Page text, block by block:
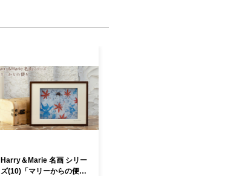
Harry＆Marie 名画 シリー
ズ(10)「マリーからの便